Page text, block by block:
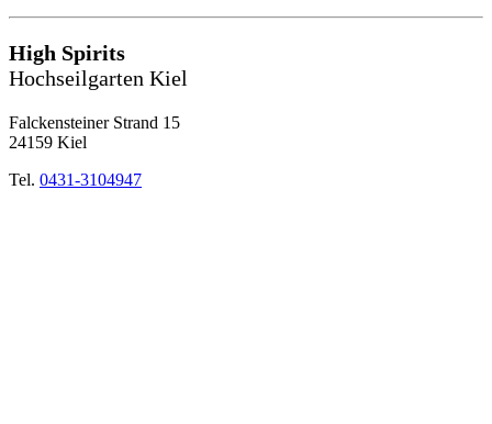
High Spirits
Hochseilgarten Kiel
Falckensteiner Strand 15
24159 Kiel
Tel. 0431-3104947